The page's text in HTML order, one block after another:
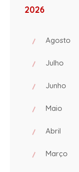
2026
Agosto
Julho
Junho
Maio
Abril
Março